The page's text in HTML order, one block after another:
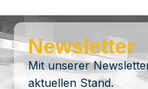
Newsletter
Mit unserer
aktuellen Stand.